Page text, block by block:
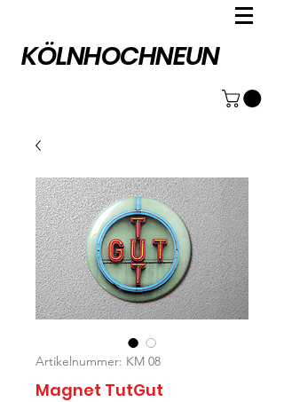
KÖLNHOCHNEUN
Artikelnummer: KM 08
Magnet TutGut